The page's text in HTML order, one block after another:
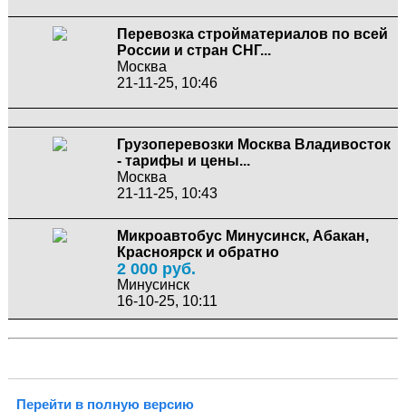
Перевозка стройматериалов по всей
России и стран СНГ...
Москва
21-11-25, 10:46
Грузоперевозки Москва Владивосток
- тарифы и цены...
Москва
21-11-25, 10:43
Микроавтобус Минусинск, Абакан,
Красноярск и обратно
2 000 руб.
Минусинск
16-10-25, 10:11
Перейти в полную версию